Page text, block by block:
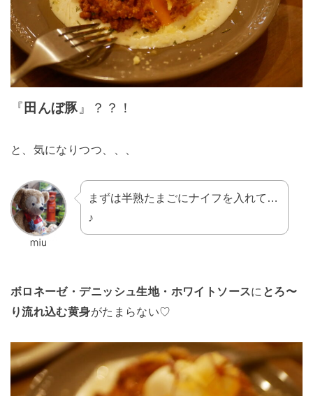
『 田んぼ豚』？？！
と、気になりつつ、、、
まずは半熟たまごにナイフを入れて…
♪
ボロネーゼ・デニッシュ生地・ホワイトソースに とろ〜
り流れ込む黄身がたまらない♡